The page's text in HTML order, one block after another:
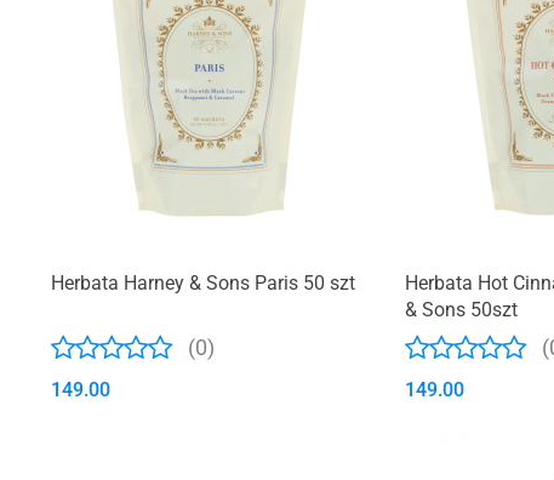
Herbata Harney & Sons Paris 50 szt
(0)
149.00
Herbata Hot
& Sons 50szt
149.00